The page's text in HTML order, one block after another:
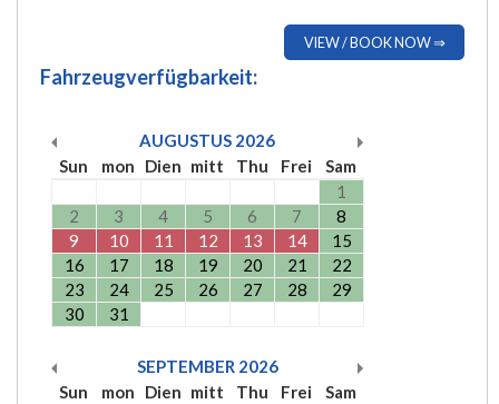
VIEW / BOOK NOW ⇒
Fahrzeugverfügbarkeit:
AUGUSTUS 2026
Sun
mon Dien mitt Thu Frei
Sam
1
2
3 4 5 6 7
8
9
10 11 12 13 14
15
16
17 18 19 20 21
22
23
24 25 26 27 28
29
30
31
SEPTEMBER 2026
Sun
mon Dien mitt Thu Frei
Sam